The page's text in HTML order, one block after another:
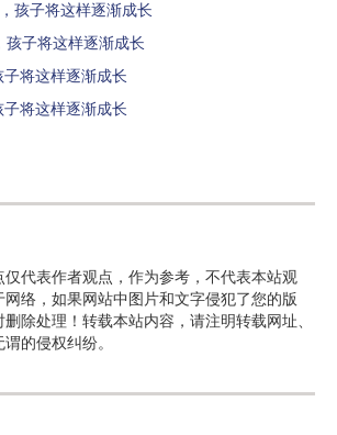
孩子将这样逐渐成长
孩子将这样逐渐成长
将这样逐渐成长
将这样逐渐成长
仅代表作者观点，作为参考，不代表本站观
网络，如果网站中图片和文字侵犯了您的版
除处理！转载本站内容，请注明转载网址、
的侵权纠纷。